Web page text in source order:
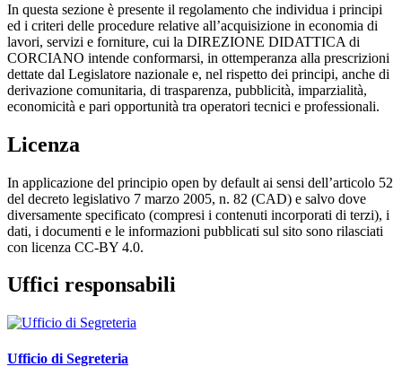
In questa sezione è presente il regolamento che individua i principi
ed i criteri delle procedure relative all’acquisizione in economia di
lavori, servizi e forniture, cui la DIREZIONE DIDATTICA di
CORCIANO intende conformarsi, in ottemperanza alla prescrizioni
dettate dal Legislatore nazionale e, nel rispetto dei principi, anche di
derivazione comunitaria, di trasparenza, pubblicità, imparzialità,
economicità e pari opportunità tra operatori tecnici e professionali.
Licenza
In applicazione del principio open by default ai sensi dell’articolo 52
del decreto legislativo 7 marzo 2005, n. 82 (CAD) e salvo dove
diversamente specificato (compresi i contenuti incorporati di terzi), i
dati, i documenti e le informazioni pubblicati sul sito sono rilasciati
con licenza CC-BY 4.0.
Uffici responsabili
Ufficio di Segreteria